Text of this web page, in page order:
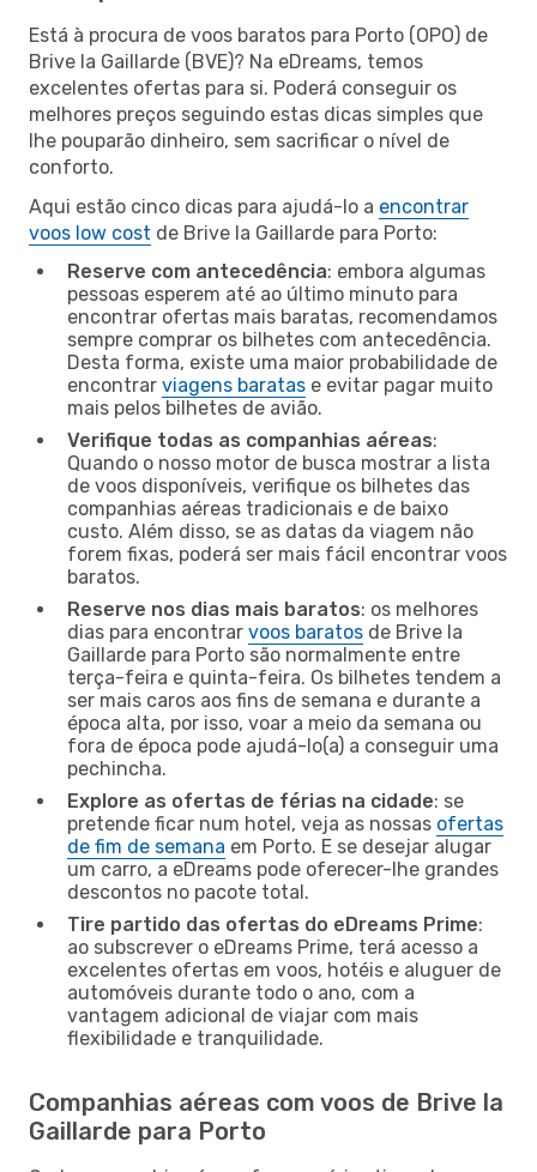
Está à procura de voos baratos para Porto (OPO) de
Brive la Gaillarde (BVE)? Na eDreams, temos
excelentes ofertas para si. Poderá conseguir os
melhores preços seguindo estas dicas simples que
lhe pouparão dinheiro, sem sacrificar o nível de
conforto.
Aqui estão cinco dicas para ajudá-lo a encontrar
voos low cost de Brive la Gaillarde para Porto:
Reserve com antecedência: embora algumas
pessoas esperem até ao último minuto para
encontrar ofertas mais baratas, recomendamos
sempre comprar os bilhetes com antecedência.
Desta forma, existe uma maior probabilidade de
encontrar viagens baratas e evitar pagar muito
mais pelos bilhetes de avião.
Verifique todas as companhias aéreas:
Quando o nosso motor de busca mostrar a lista
de voos disponíveis, verifique os bilhetes das
companhias aéreas tradicionais e de baixo
custo. Além disso, se as datas da viagem não
forem fixas, poderá ser mais fácil encontrar voos
baratos.
Reserve nos dias mais baratos: os melhores
dias para encontrar voos baratos de Brive la
Gaillarde para Porto são normalmente entre
terça-feira e quinta-feira. Os bilhetes tendem a
ser mais caros aos fins de semana e durante a
época alta, por isso, voar a meio da semana ou
fora de época pode ajudá-lo(a) a conseguir uma
pechincha.
Explore as ofertas de férias na cidade: se
pretende ficar num hotel, veja as nossas ofertas
de fim de semana em Porto. E se desejar alugar
um carro, a eDreams pode oferecer-lhe grandes
descontos no pacote total.
Tire partido das ofertas do eDreams Prime:
ao subscrever o eDreams Prime, terá acesso a
excelentes ofertas em voos, hotéis e aluguer de
automóveis durante todo o ano, com a
vantagem adicional de viajar com mais
flexibilidade e tranquilidade.
Companhias aéreas com voos de Brive la
Gaillarde para Porto